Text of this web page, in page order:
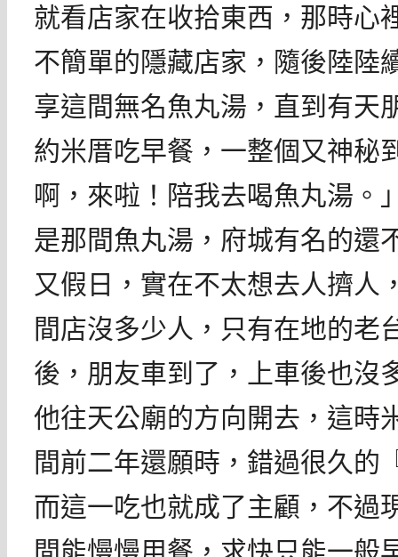
就看店家在收拾東西，那時心
不簡單的隱藏店家，隨後陸陸
享這間無名魚丸湯，直到有天
約米厝吃早餐，一整個又神秘
啊，來啦！陪我去喝魚丸湯。
是那間魚丸湯，府城有名的還
又假日，實在不太想去人擠人
間店沒多少人，只有在地的老
後，朋友車到了，上車後也沒
他往天公廟的方向開去，這時
間前二年還願時，錯過很久的
而這一吃也就成了主顧，不過
間能慢慢用餐，求快只能一般